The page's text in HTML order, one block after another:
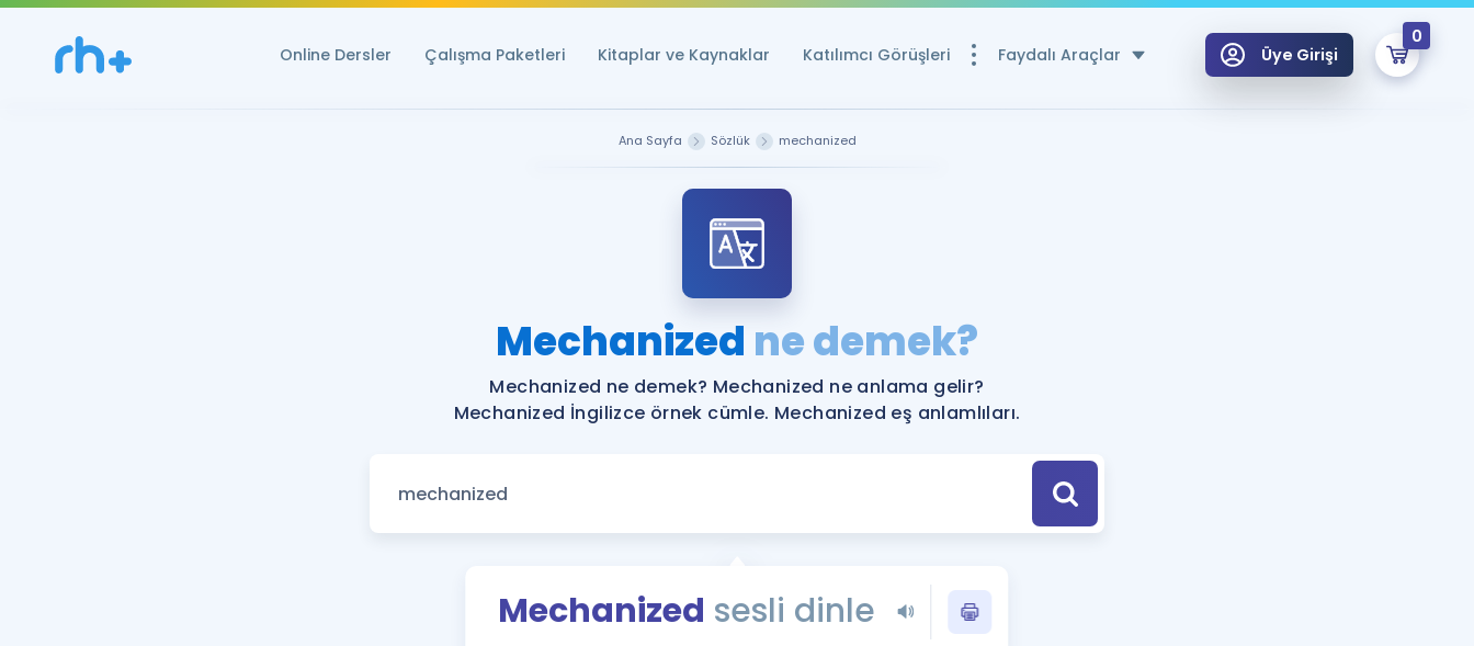
Online Dersler Çalışma Paketleri Kitaplar ve Kaynaklar Katılımcı Görüşleri Faydalı Araçlar
Ücretsiz Kaynaklar
YDS ve YÖKDİL Puan Hesaplama Aracı
YDS ve YÖKDİL'e Hazırlananlar için Öneriler
Tüm ÖSYM Sınavları Tek Takvimde
Blog
YDS - YÖKDİL Tüm Sınavlarla İlgili Haberler
Üye Girişi
0
Remzi Hoca ile seni sınava hazırlayacak onlarca eğitim seni bekliyor!
Ana Sayfa Sözlük mechanized
Mechanized ne demek?
Mechanized ne demek? Mechanized ne anlama gelir?
Mechanized İngilizce örnek cümle. Mechanized eş anlamlıları.
Mechanized sesli dinle